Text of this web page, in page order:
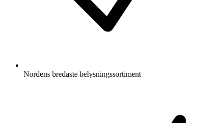
Nordens bredaste belysningssortiment